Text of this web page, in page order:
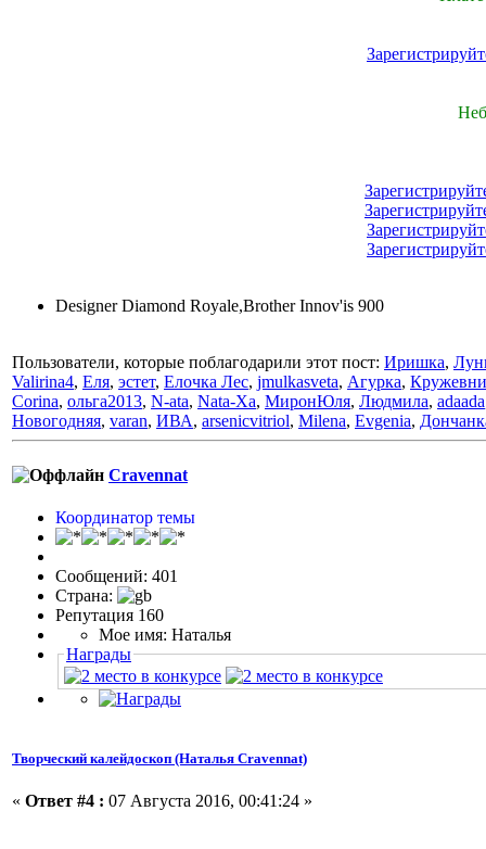
Designer Diamond Royale,Brother Innov'is 900
Пользователи, которые поблагодарили этот пост: Иришка,
Valirina4, Еля, эстет, Елочка Лес, jmulkasveta, Агурка,
Corina, ольга2013, N-ata, Nata-Xa, МиронЮля, Людмила, adaada
Новогодняя, varan, ИВА, arsenicvitriol, Milena, Evgenia,
Cravennat
Координатор темы
Сообщений: 401
Страна:
Репутация 160
Мое имя: Наталья
Награды
Творческий калейдоскоп (Наталья Cravennat)
« Ответ #4 : 07 Августа 2016, 00:41:24 »